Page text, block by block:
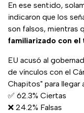
En ese sentido,
indicaron que los
son falsos, mientras
familiarizado con el
EU acusó al
de vínculos con el
Chapitos" para llegar
✅ 62.3% Ciertas
❌ 24.2% Falsas